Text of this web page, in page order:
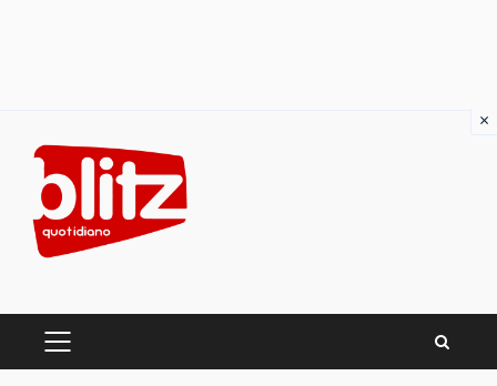
content
PRIMARY
×